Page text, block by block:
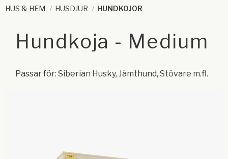
HUS & HEM HUSDJUR HUNDKOJOR
Hundkoja - Medium
Passar för: Siberian Husky, Jämthund, Stövare m.fl.